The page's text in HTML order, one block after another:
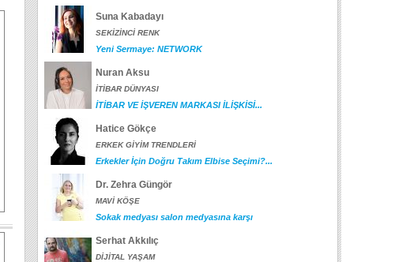
Suna Kabadayı
SEKİZİNCİ RENK
Yeni Sermaye: NETWORK
Nuran Aksu
İTİBAR DÜNYASI
İTİBAR VE İŞVEREN MARKASI İLİŞKİSİ...
Hatice Gökçe
ERKEK GİYİM TRENDLERİ
Erkekler İçin Doğru Takım Elbise Seçimi?...
Dr. Zehra Güngör
MAVİ KÖŞE
Sokak medyası salon medyasına karşı
Serhat Akkılıç
DİJİTAL YAŞAM